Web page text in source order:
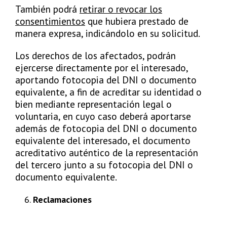
También podrá retirar o revocar los
consentimientos que hubiera prestado de
manera expresa, indicándolo en su solicitud.
Los derechos de los afectados, podrán
ejercerse directamente por el interesado,
aportando fotocopia del DNI o documento
equivalente, a fin de acreditar su identidad o
bien mediante representación legal o
voluntaria, en cuyo caso deberá aportarse
además de fotocopia del DNI o documento
equivalente del interesado, el documento
acreditativo auténtico de la representación
del tercero junto a su fotocopia del DNI o
documento equivalente.
Reclamaciones